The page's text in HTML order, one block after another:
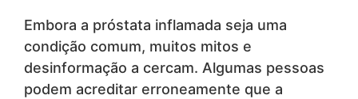
Embora a próstata inflamada seja uma
condição comum, muitos mitos e
desinformação a cercam. Algumas pessoas
podem acreditar erroneamente que a